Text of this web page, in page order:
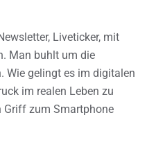
Liveticker, mit
Man buhlt um die
Wie gelingt es im digitalen
im realen Leben zu
Griff zum Smartphone